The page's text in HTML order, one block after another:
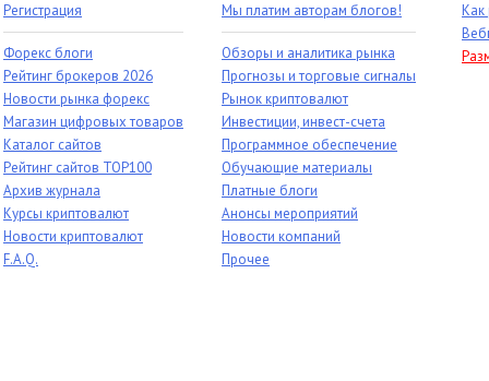
Регистрация
Форекс блоги
Рейтинг брокеров 2026
Новости рынка форекс
Магазин цифровых товаров
Каталог сайтов
Рейтинг сайтов TOP100
Архив журнала
Курсы криптовалют
Новости криптовалют
F.A.Q.
Мы платим авторам блогов!
Обзоры и аналитика рынка
Прогнозы и торговые сигналы
Рынок криптовалют
Инвестиции, инвест-счета
Программное обеспечение
Обучающие материалы
Платные блоги
Анонсы мероприятий
Новости компаний
Прочее
Как